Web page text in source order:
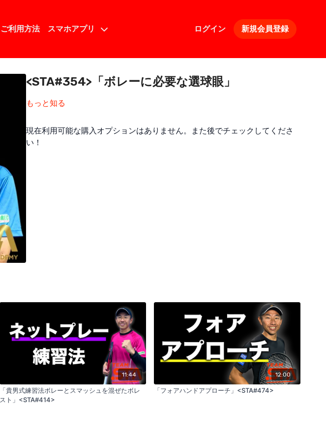
ご利用方法 スマホアプリ ログイン 新規会員登録
<STA#354>「ボレーに必要な選球眼」
もっと知る
現在利用可能な購入オプションはありません。また後でチェックしてくださ
い！
11:44
「貴男式練習法ボレーとスマッシュを混ぜたボレ
スト」<STA#414>
12:00
「フォアハンドアプローチ」<STA#474>